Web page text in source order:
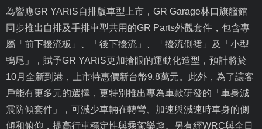
為響應GR YARiS自排版車型上市， GR Garage林口旗艦館
同步推出自排及手排車型共用的GR Parts外觀套件，包含專
屬「前下擾流板」、「後下擾流」、「擾流側裙」及「小型
鴨尾」，賦予GR YARiS更加搶眼的運動化造型，預計將於
10月全新到港，上市特惠價新台幣9.8萬元。此外，為了讓客
戶能有更多元的選擇，更特別推出專為車款研發的「車身減
震防傾套件」，可減少車輛在轉彎、加速與減速時車身的側
傾和俯仰，提高行車穩定性與乘駕樂趣。另有經WRC與全日